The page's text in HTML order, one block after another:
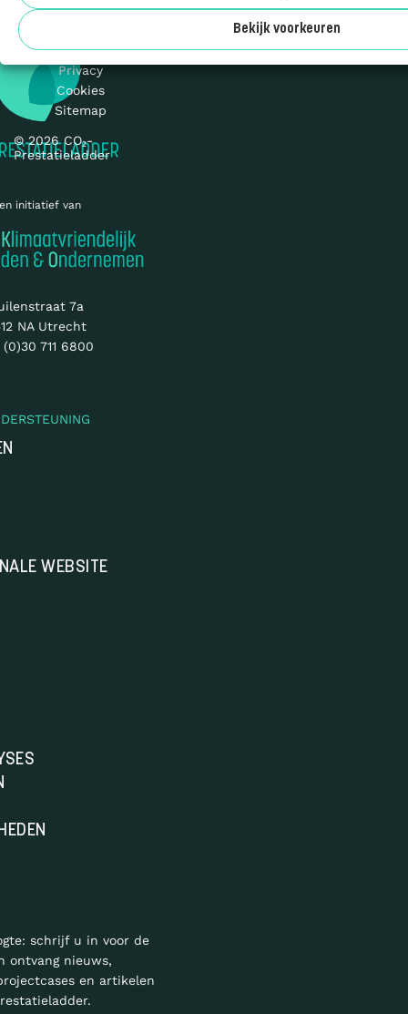
Bekijk voorkeuren
initiatief van
7a
NA Utrecht
(0)30 711 6800
WEBSITE
schrijf u in voor de
ontvang nieuws,
en artikelen
© 2026 CO₂-
Prestatieladder
Privacy
Cookies
Sitemap
Over ons